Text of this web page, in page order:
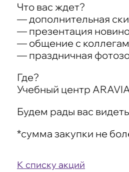
Что вас ждет?
— дополнительная
— презентация
— общение с
— праздничная
Где?
Учебный центр
Будем рады вас
*сумма закупки не
К списку акций